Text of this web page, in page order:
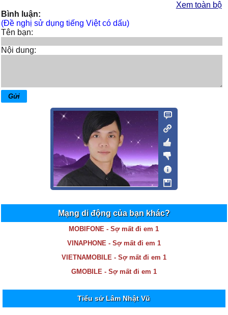
Xem toàn bộ
Bình luận:
(Đề nghị sử dụng tiếng Việt có dấu)
Tên bạn:
Nội dung:
Mạng di động của bạn khác?
MOBIFONE - Sợ mất đi em 1
VINAPHONE - Sợ mất đi em 1
VIETNAMOBILE - Sợ mất đi em 1
GMOBILE - Sợ mất đi em 1
Tiểu sử Lâm Nhật Vũ